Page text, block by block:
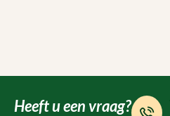
Heeft u een vraag?